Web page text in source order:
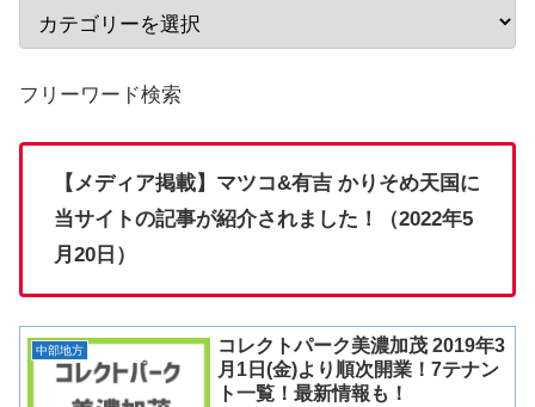
フリーワード検索
【メディア掲載】マツコ&有吉 かりそめ天国に
当サイトの記事が紹介されました！（2022年5
月20日）
中部地方
コレクトパーク美濃加茂 2019年3
月1日(金)より順次開業！7テナン
ト一覧！最新情報も！